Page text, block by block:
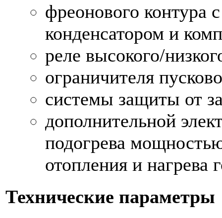
фреонового контура
конденсатором и
реле высокого/
ограничителя
системы защиты от
дополнительной
подогрева
отопления и нагрева
Технические параметры